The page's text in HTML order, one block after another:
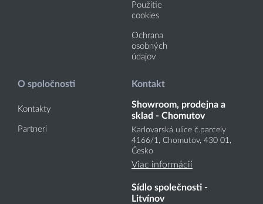
Použitie
cookies
Ochrana
osobných
údajov
O spoločnosti
Kontakty
Partneri
Kontakt
Showroom, prodejna a
sklad - Chomutov
Karlovarská ulice č.parcely
4166/1, Chomutov, 430 01,
Česko
Viac informácií
Sídlo společnosti -
Litvínov